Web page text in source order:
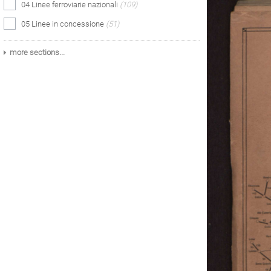
04 Linee ferroviarie nazionali (109)
05 Linee in concessione (51)
more sections...